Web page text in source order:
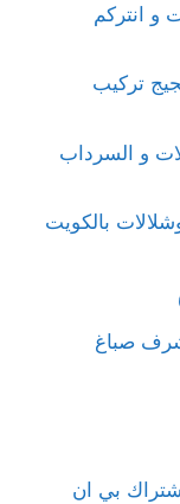
و انتركم
تركيب
و السرداب
بالكويت
صباغ
بي ان